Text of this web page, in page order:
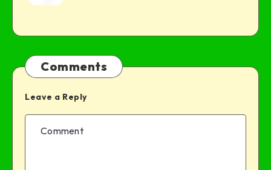
Comments
Leave a Reply